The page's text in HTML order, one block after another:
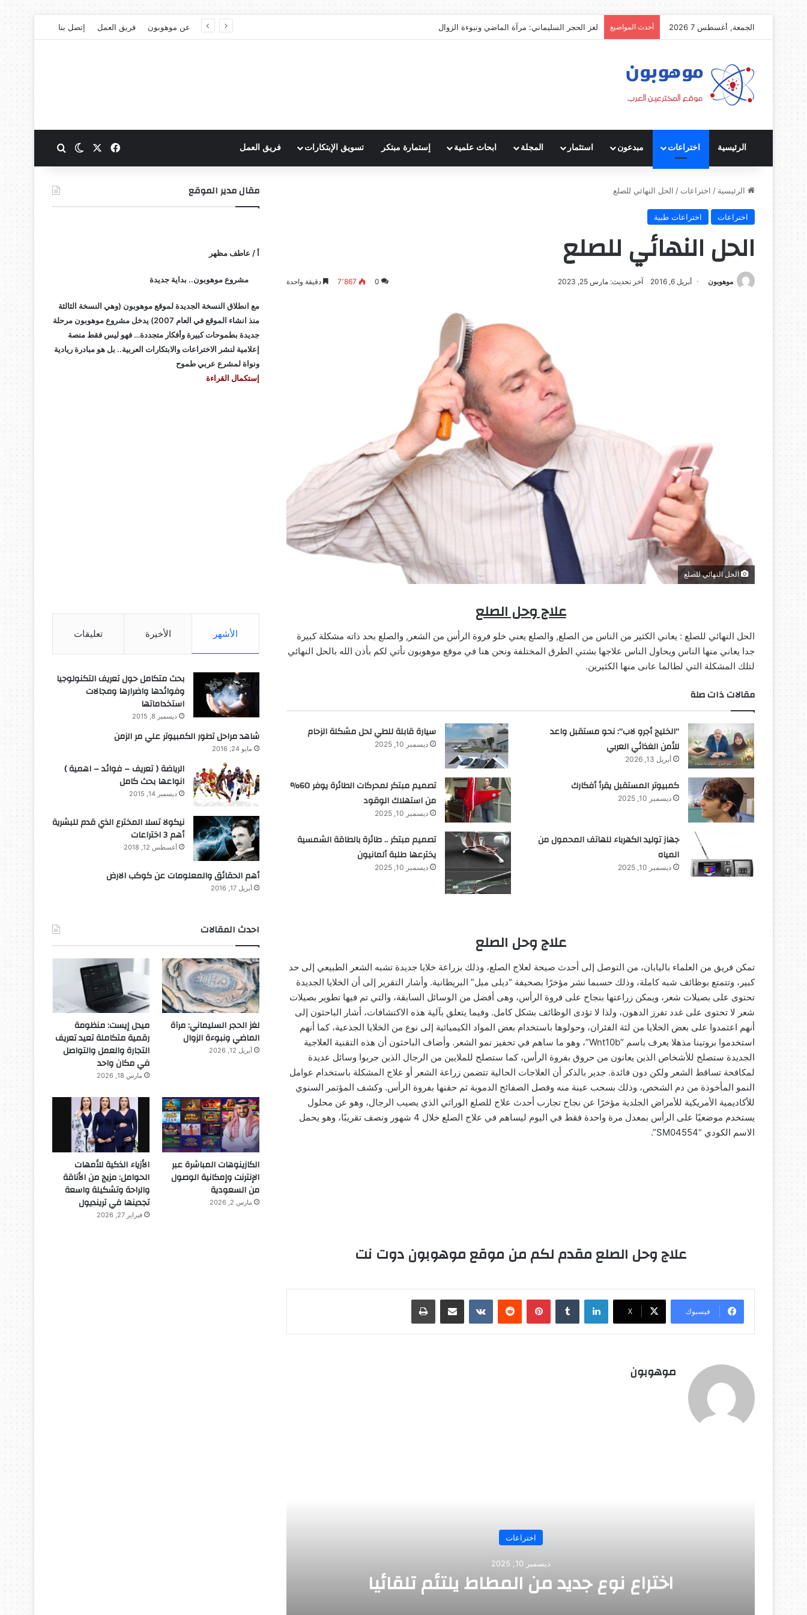
الجمعة, أغسطس 7 2026 أحدث المواضيع لغز الحجر السليماني: مرآة الماضي ونبوءة الزوال عن موهوبون فريق العمل إتصل بنا
الرئيسية اختراعات مبدعون استثمار المجلة ابحاث علمية إستمارة مبتكر تسويق الإبتكارات فريق العمل فيسبوك الوضع المظلم
الرئيسية / اختراعات / الحل النهائي للصلع
اختراعات اختراعات طبية
الحل النهائي للصلع
موهوبون أبريل 6, 2016 آخر تحديث: مارس 25, 2023 0 7٬867 دقيقة واحدة
الحل النهائي للصلع
علاج وحل الصلع
الحل النهائي للصلع : يعاني الكثير من الناس من الصلع, والصلع يعني خلو فروة الرأس من الشعر, والصلع بحد ذاته مشكلة كبيرة
جدا يعاني منها الناس ويحاول الناس علاجها بشتي الطرق المختلفة ونحن هنا في موقع موهوبون نأتي لكم بأذن الله بالحل النهائي
لتلك المشكلة التي لطالما عانى منها الكثيرين.
مقالات ذات صلة
“الخليج أجرو لاب”: نحو مستقبل واعد
للأمن الغذائي العربي
أبريل 13, 2026
سيارة قابلة للطي لحل مشكلة الزحام
ديسمبر 10, 2025
كمبيوتر المستقبل يقرأ أفكارك
ديسمبر 10, 2025
تصميم مبتكر لمحركات الطائرة يوفر 60%
من استهلاك الوقود
ديسمبر 10, 2025
جهاز توليد الكهرباء للهاتف المحمول من
المياه
ديسمبر 10, 2025
تصميم مبتكر .. طائرة بالطاقة الشمسية
يخترعها طلبة ألمانيون
ديسمبر 10, 2025
علاج وحل الصلع
تمكن فريق من العلماء باليابان، من التوصل إلى أحدث صيحة لعلاج الصلع، وذلك بزراعة خلايا جديدة تشبه الشعر الطبيعي إلى حد
كبير، وتتمتع بوظائف شبه كاملة، وذلك حسبما نشر مؤخرًا بصحيفة “ديلى ميل” البريطانية. وأشار التقرير إلى أن الخلايا الجديدة
تحتوى على بصيلات شعر، ويمكن زراعتها بنجاح على فروة الرأس، وهى أفضل من الوسائل السابقة، والتي تم فيها تطوير بصيلات
شعر لا تحتوى على غدد تفرز الدهون، ولذا لا تؤدى الوظائف بشكل كامل. وفيما يتعلق بآلية هذه الاكتشافات، أشار الباحثون إلى
أنهم اعتمدوا على بعض الخلايا من لثة الفئران، وحولوها باستخدام بعض المواد الكيميائية إلى نوع من الخلايا الجذعية، كما أنهم
استخدموا بروتينا مذهلا يعرف باسم “Wnt10b”، وهو ما ساهم في تحفيز نمو الشعر. وأضاف الباحثون أن هذه التقنية العلاجية
الجديدة ستصلح للأشخاص الذين يعانون من حروق بفروة الرأس، كما ستصلح للملايين من الرجال الذين جربوا وسائل عديدة
لمكافحة تساقط الشعر ولكن دون فائدة. جدير بالذكر أن العلاجات الحالية تتضمن زراعة الشعر أو علاج المشكلة باستخدام عوامل
النمو المأخوذة من دم الشخص، وذلك بسحب عينة منه وفصل الصفائح الدموية ثم حقنها بفروة الرأس. وكشف المؤتمر السنوي
للأكاديمية الأمريكية للأمراض الجلدية مؤخرًا عن نجاح تجارب أحدث علاج للصلع الوراثي الذي يصيب الرجال، وهو عن محلول
يستخدم موضعيًا على الرأس بمعدل مرة واحدة فقط في اليوم ليساهم في علاج الصلع خلال 4 شهور ونصف تقريبًا، وهو يحمل
الاسم الكودي “SM04554”.
علاج وحل الصلع مقدم لكم من موقع موهوبون دوت نت
فيسبوك ‫X
لينكدإن بينتيريست
موهوبون
اختراعات
ديسمبر 10, 2025
روبوت جديد لاستكشاف أعماق البحار
مقال مدير الموقع
أ / عاطف مظهر
مشروع موهوبون.. بداية جديدة
مع انطلاق النسخة الجديدة لموقع موهوبون (وهي النسخة الثالثة
منذ انشاء الموقع في العام 2007) يدخل مشروع موهوبون مرحلة
جديدة بطموحات كبيرة وأفكار متجددة… فهو ليس فقط منصة
إعلامية لنشر الاختراعات والابتكارات العربية.. بل هو مبادرة ريادية
ونواة لمشرع عربي طموح
إستكمال القراءة
الأشهر الأخيرة تعليقات
بحث متكامل حول تعريف التكنولوجيا
وفوائدها واضرارها ومجالات
استخداماتها
ديسمبر 8, 2015
شاهد مراحل تطور الكمبيوتر علي مر الزمن
مايو 24, 2016
الرياضة ( تعريف – فوائد – اهمية )
انواعها بحث كامل
ديسمبر 14, 2015
نيكولا تسلا المخترع الذي قدم للبشرية
أهم 3 اختراعات
أغسطس 12, 2018
أهم الحقائق والمعلومات عن كوكب الارض
أبريل 17, 2016
احدث المقالات
لغز الحجر السليماني: مرآة
الماضي ونبوءة الزوال
أبريل 12, 2026
ميدل إيست: منظومة
رقمية متكاملة تعيد تعريف
التجارة والعمل والتواصل
في مكان واحد
مارس 18, 2026
الكازينوهات المباشرة عبر
الإنترنت وإمكانية الوصول
من السعودية
مارس 2, 2026
الأزياء الذكية للأمهات
الحوامل: مزيج من الأناقة
والراحة وتشكيلة واسعة
تجدينها في ترينديول
فبراير 27, 2026